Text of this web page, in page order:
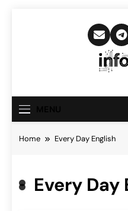
Home Every Day English
Every Day